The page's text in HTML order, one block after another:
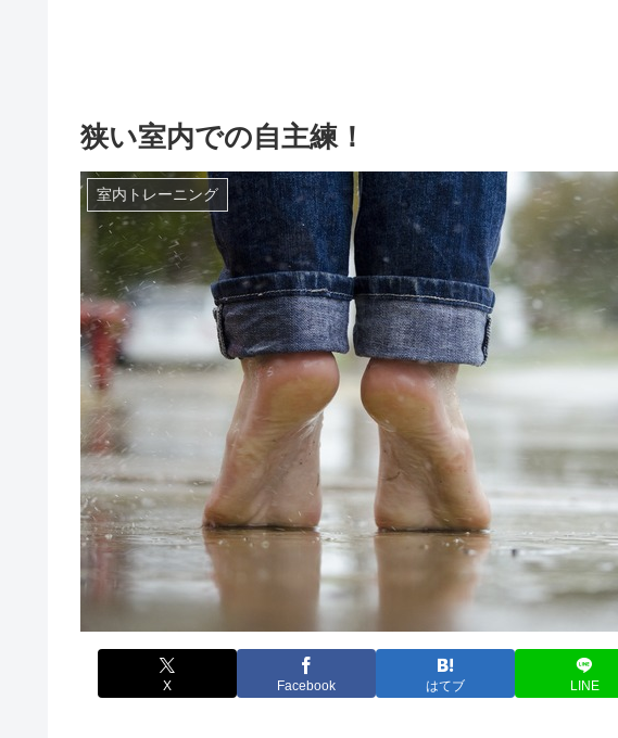
狭い室内での自主練！
室内トレーニング
X Facebook はてブ LINE